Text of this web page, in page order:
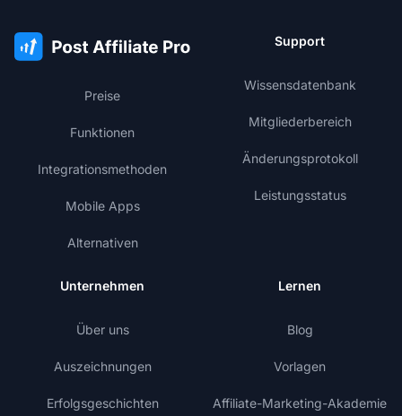
Preise
Funktionen
Integrationsmethoden
Mobile Apps
Alternativen
Support
Wissensdatenbank
Mitgliederbereich
Änderungsprotokoll
Leistungsstatus
Unternehmen
Über uns
Auszeichnungen
Erfolgsgeschichten
Lernen
Blog
Vorlagen
Affiliate-Marketing-Akademie